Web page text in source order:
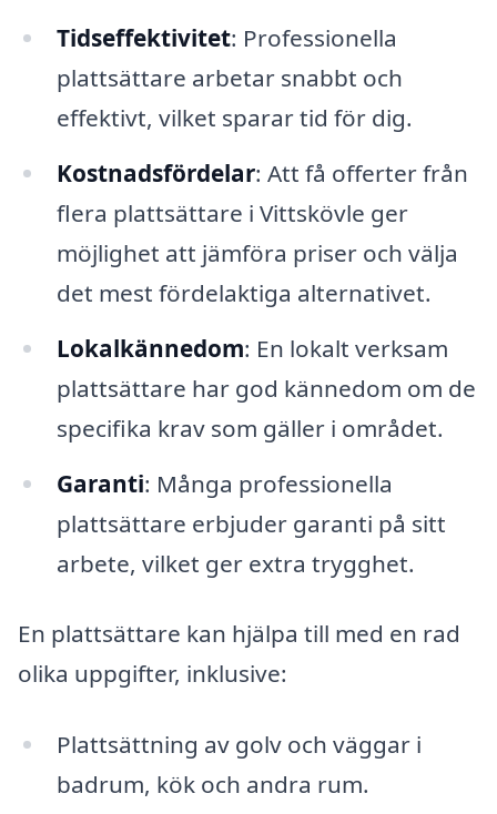
Tidseffektivitet: Professionella
plattsättare arbetar snabbt och
effektivt, vilket sparar tid för dig.
Kostnadsfördelar: Att få offerter från
flera plattsättare i Vittskövle ger
möjlighet att jämföra priser och välja
det mest fördelaktiga alternativet.
Lokalkännedom: En lokalt verksam
plattsättare har god kännedom om de
specifika krav som gäller i området.
Garanti: Många professionella
plattsättare erbjuder garanti på sitt
arbete, vilket ger extra trygghet.
En plattsättare kan hjälpa till med en rad
olika uppgifter, inklusive:
Plattsättning av golv och väggar i
badrum, kök och andra rum.